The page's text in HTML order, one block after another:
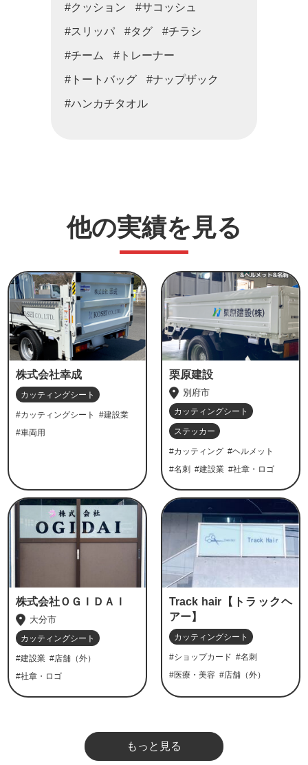
#クッション #サコッシュ
#スリッパ #タグ #チラシ
#チーム #トレーナー
#トートバッグ #ナップザック
#ハンカチタオル
他の実績を見る
株式会社幸成
カッティングシート
#カッティングシート
#建設業
#車両用
栗原建設
別府市
カッティングシート
ステッカー
#カッティング #ヘルメット
#名刺 #建設業 #社章・ロゴ
株式会社ＯＧＩＤＡＩ
大分市
カッティングシート
#建設業 #店舗（外）
#社章・ロゴ
Track hair【トラックヘ
アー】
カッティングシート
#ショップカード #名刺
#医療・美容 #店舗（外）
もっと見る